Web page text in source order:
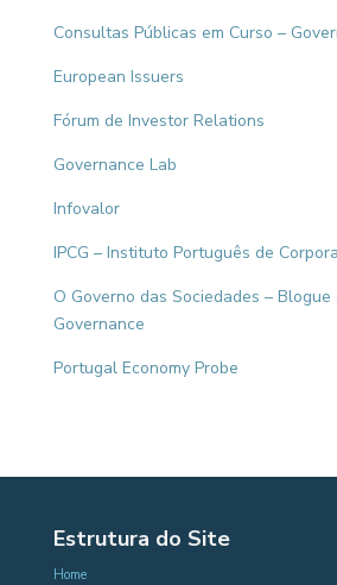
Consultas Públicas em Curso –
European Issuers
Fórum de Investor Relations
Governance Lab
Infovalor
IPCG – Instituto Português de
O Governo das Sociedades –
Governance
Portugal Economy Probe
Estrutura do Site
Home